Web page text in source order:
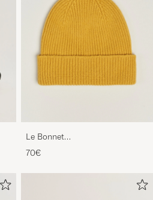
Le Bonnet
Lambswool/Caregora Beanie
Mustard
70€